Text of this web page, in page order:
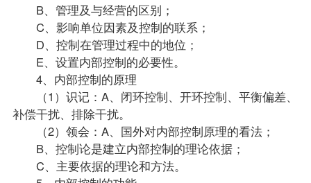
B、管理及与经营的区别；
C、影响单位因素及控制的联系；
D、控制在管理过程中的地位；
E、设置内部控制的必要性。
4、内部控制的原理
（1）识记：A、闭环控制、开环控制、平衡偏差、
补偿干扰、排除干扰。
（2）领会：A、国外对内部控制原理的看法；
B、控制论是建立内部控制的理论依据；
C、主要依据的理论和方法。